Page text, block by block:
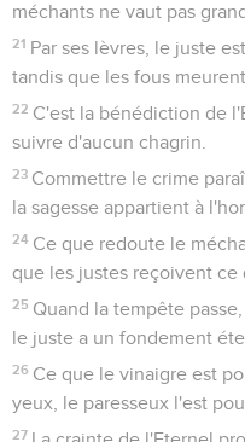
méchants ne vaut pas
21 Par ses lèvres, le juste
tandis que les fous
22 C'est la bénédiction de
suivre d'aucun chagrin.
23 Commettre le crime
la sagesse appartient à
24 Ce que redoute le
que les justes reçoivent ce
25 Quand la tempête
le juste a un fondement
26 Ce que le vinaigre est
yeux, le paresseux l'est
27